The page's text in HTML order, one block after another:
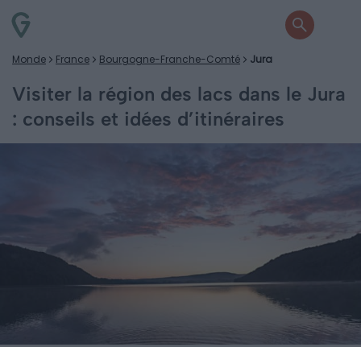
Monde France Bourgogne-Franche-Comté Jura
Visiter la région des lacs dans le Jura
: conseils et idées d’itinéraires